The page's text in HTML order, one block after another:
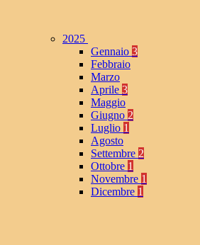
2025
Gennaio 3
Febbraio
Marzo
Aprile 3
Maggio
Giugno 2
Luglio 1
Agosto
Settembre 2
Ottobre 1
Novembre 1
Dicembre 1